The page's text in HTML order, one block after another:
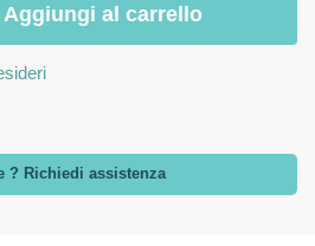
Aggiungi al carrello
? Richiedi assistenza